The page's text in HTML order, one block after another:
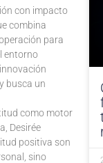
con impacto
combina
para
entorno
busca un
como motor
Desirée
positiva son
sino